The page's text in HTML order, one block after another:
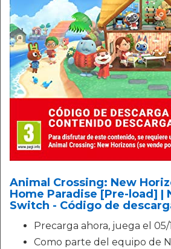
Animal Crossing: New
Home Paradise [Pre-load] |
Switch - Código de
Precarga ahora, juega el 05/
Como parte del equipo de